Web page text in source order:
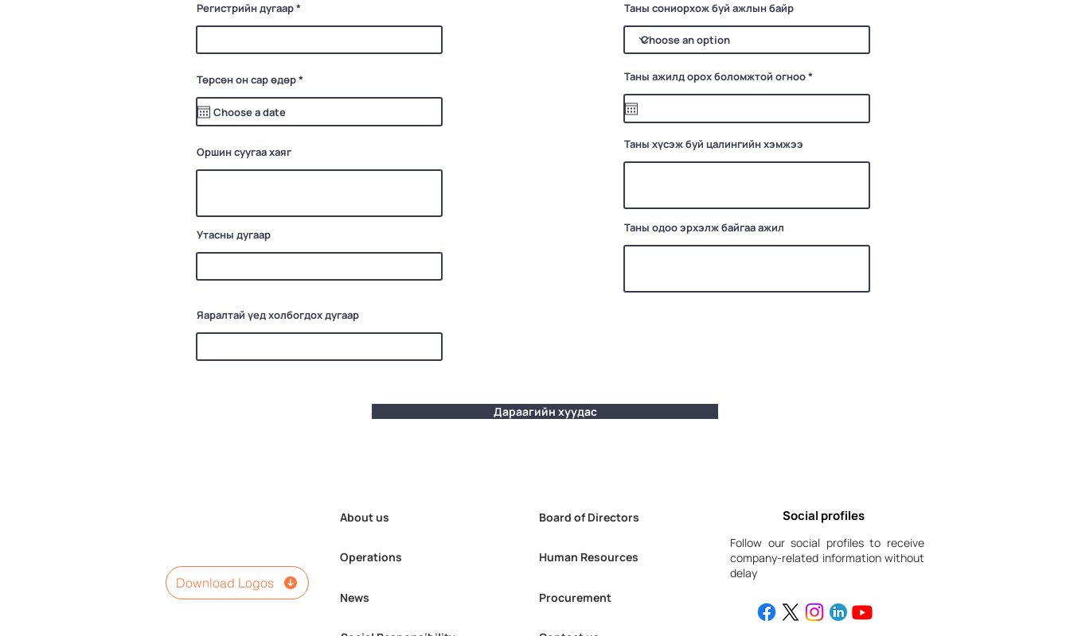
Регистрийн дугаар
Төрсөн он сар өдөр*
q
r
Оршин суугаа хаяг
Утасны дугаар
Таны сониорхож буй ажлын байр
Таны ажилд орох боломжтой огноо*
q
r
Таны хүсэж буй цалингийн хэмжээ
Таны одоо эрхэлж байгаа ажил
Яаралтай үед холбогдох дугаар
Дараагийн хуудас
Download Logos
About us
Operations
News
Board of Directors
Human Resources
Procurement
Social profiles
Follow our social profiles to receive
company-related information without
delay